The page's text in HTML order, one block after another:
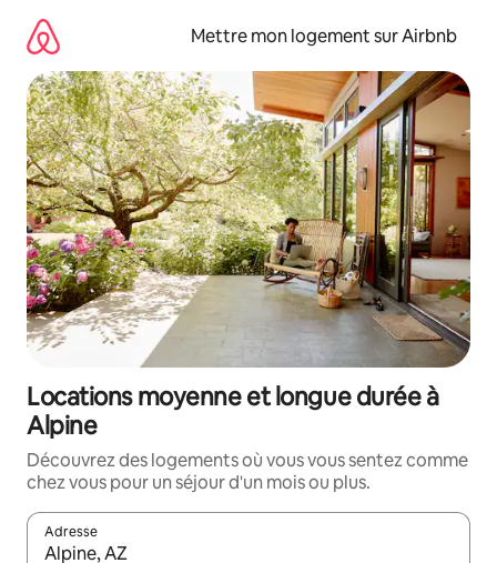
directement
contenu
Mettre mon logement sur Airbnb
Locations moyenne et longue durée à
Alpine
Découvrez des logements où vous vous sentez comme
chez vous pour un séjour d'un mois ou plus.
Adresse
Lorsque les résultats s'affichent, utilisez les flèches vers le